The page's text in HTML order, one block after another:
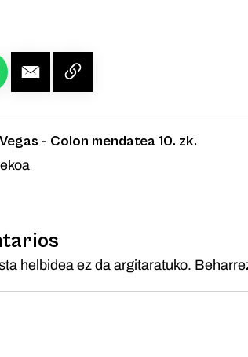
- Colon mendatea 10. zk.
helbidea ez da argitaratuko.